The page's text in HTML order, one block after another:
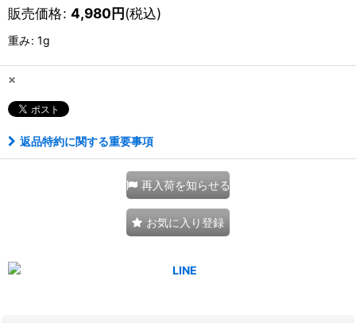
販売価格: 4,980円(税込)
重み: 1g
×
返品特約に関する重要事項
再入荷を知らせる
お気に入り登録